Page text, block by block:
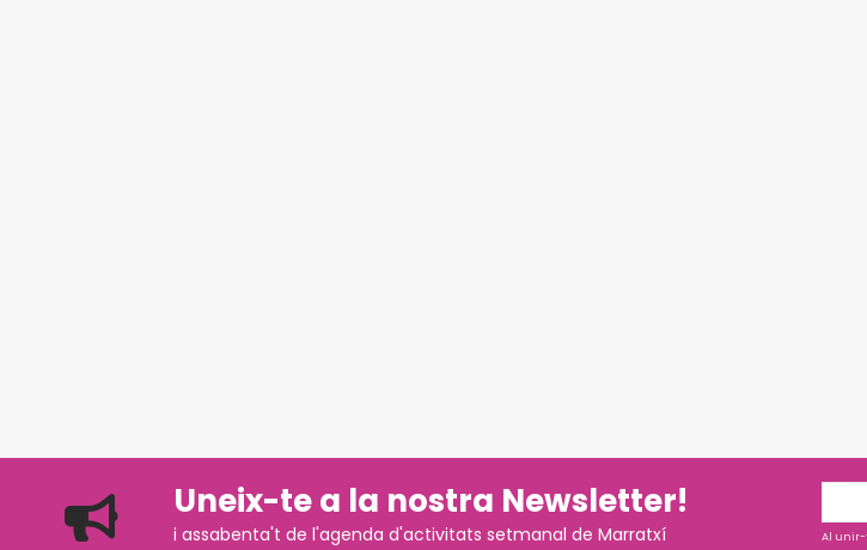
Uneix-te a la nostra Newsletter!
i assabenta't de l'agenda d'activitats setmanal de Marratxí Al unir-